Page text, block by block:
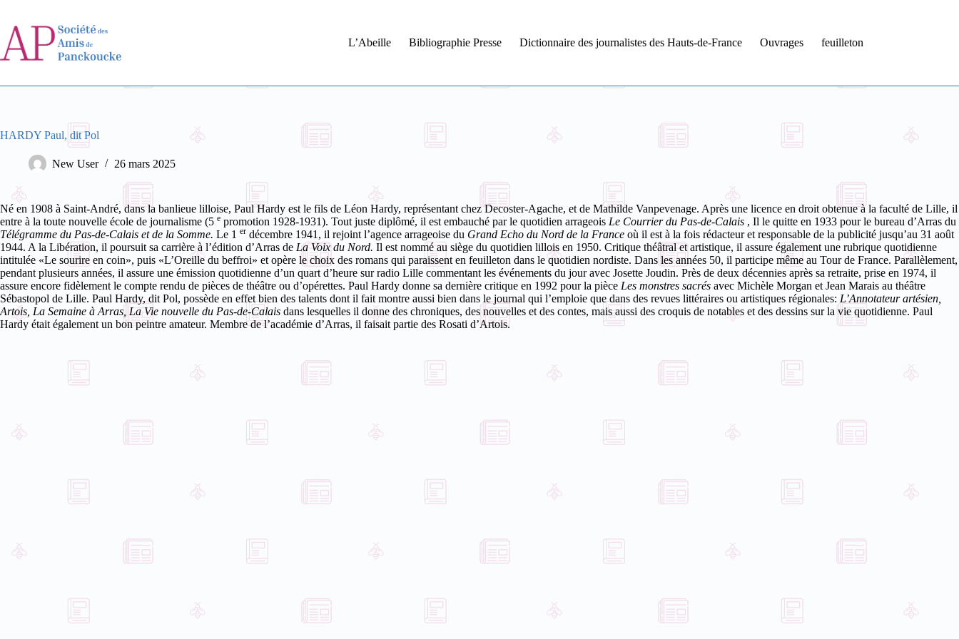
contenu
L’Abeille
Bibliographie Presse Dictionnaire des journalistes des Hauts-de-France Ouvrages feuilleton
HARDY Paul, dit Pol
New User 26 mars 2025
Né en 1908 à Saint-André, dans la banlieue lilloise, Paul Hardy est le fils de Léon Hardy, représentant chez Decoster-Agache, et de Mathilde Vanpevenage. Après une licence en droit obtenue à la faculté de Lille, il
entre à la toute nouvelle école de journalisme (5 e promotion 1928-1931). Tout juste diplômé, il est embauché par le quotidien arrageois Le Courrier du Pas-de-Calais , Il le quitte en 1933 pour le bureau d’Arras du
Télégramme du Pas-de-Calais et de la Somme. Le 1 er décembre 1941, il rejoint l’agence arrageoise du Grand Echo du Nord de la France où il est à la fois rédacteur et responsable de la publicité jusqu’au 31 août
1944. A la Libération, il poursuit sa carrière à l’édition d’Arras de La Voix du Nord. Il est nommé au siège du quotidien lillois en 1950. Critique théâtral et artistique, il assure également une rubrique quotidienne
intitulée «Le sourire en coin», puis «L’Oreille du beffroi» et opère le choix des romans qui paraissent en feuilleton dans le quotidien nordiste. Dans les années 50, il participe même au Tour de France. Parallèlement,
pendant plusieurs années, il assure une émission quotidienne d’un quart d’heure sur radio Lille commentant les événements du jour avec Josette Joudin. Près de deux décennies après sa retraite, prise en 1974, il
assure encore fidèlement le compte rendu de pièces de théâtre ou d’opérettes. Paul Hardy donne sa dernière critique en 1992 pour la pièce Les monstres sacrés avec Michèle Morgan et Jean Marais au théâtre
Sébastopol de Lille. Paul Hardy, dit Pol, possède en effet bien des talents dont il fait montre aussi bien dans le journal qui l’emploie que dans des revues littéraires ou artistiques régionales: L’Annotateur artésien,
Artois, La Semaine à Arras, La Vie nouvelle du Pas-de-Calais dans lesquelles il donne des chroniques, des nouvelles et des contes, mais aussi des croquis de notables et des dessins sur la vie quotidienne. Paul
Hardy était également un bon peintre amateur. Membre de l’académie d’Arras, il faisait partie des Rosati d’Artois.